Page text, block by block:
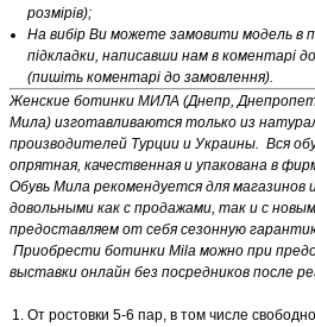
розмірів);
На вибір Ви можете замовити модель в
підкладки, написавши нам в коментарі
(пишіть коментарі до замовлення).
Женские ботинки МИЛА (Днепр,
Мила) изготавливаются только из
производителей Турции и Украины. Вся
опрятная, качественная и упакована в
Обувь Мила рекомендуется для
довольными как с продажами, так и с
предоставляем от себя сезонную
Приобрести ботинки Mila можно при
выставки онлайн без посредников после
От ростовки 5-6 пар, в том числе